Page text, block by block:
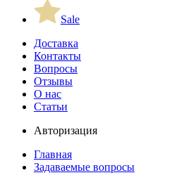
Sale
Доставка
Контакты
Вопросы
Отзывы
О нас
Статьи
Авторизация
Главная
Задаваемые вопросы